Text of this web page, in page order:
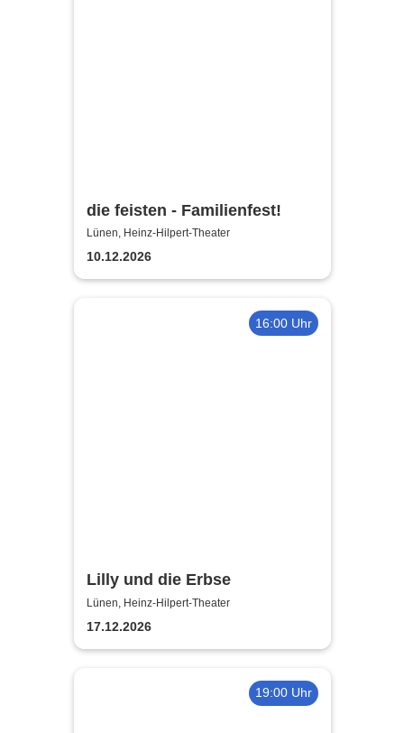
die feisten - Familienfest!
Lünen, Heinz-Hilpert-Theater
10.12.2026
16:00 Uhr
Lilly und die Erbse
Lünen, Heinz-Hilpert-Theater
17.12.2026
19:00 Uhr